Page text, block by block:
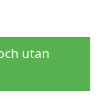
utan